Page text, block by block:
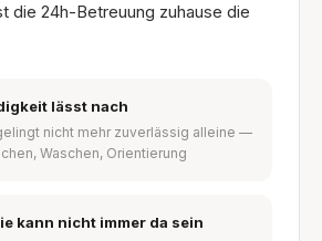
die 24h-Betreuung zuhause die
lässt nach
nicht mehr zuverlässig alleine —
Waschen, Orientierung
kann nicht immer da sein